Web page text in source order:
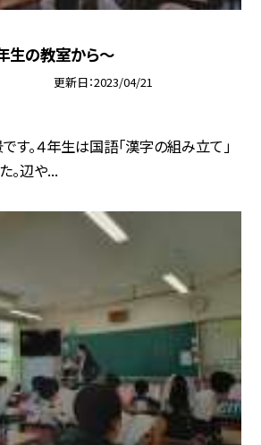
生の教室から〜
更新日 2023/04/21
す。４年生は国語「漢字の組み立て」
。辺や...